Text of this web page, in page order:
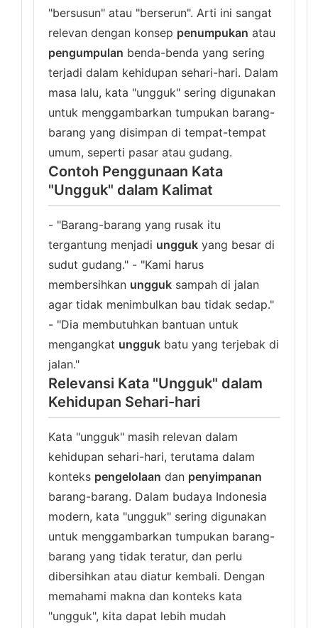
"bersusun" atau "berserun". Arti ini sangat
relevan dengan konsep penumpukan atau
pengumpulan benda-benda yang sering
terjadi dalam kehidupan sehari-hari. Dalam
masa lalu, kata "ungguk" sering digunakan
untuk menggambarkan tumpukan barang-
barang yang disimpan di tempat-tempat
umum, seperti pasar atau gudang.
Contoh Penggunaan Kata
"Ungguk" dalam Kalimat
- "Barang-barang yang rusak itu
tergantung menjadi ungguk yang besar di
sudut gudang." - "Kami harus
membersihkan ungguk sampah di jalan
agar tidak menimbulkan bau tidak sedap."
- "Dia membutuhkan bantuan untuk
mengangkat ungguk batu yang terjebak di
jalan."
Relevansi Kata "Ungguk" dalam
Kehidupan Sehari-hari
Kata "ungguk" masih relevan dalam
kehidupan sehari-hari, terutama dalam
konteks pengelolaan dan penyimpanan
barang-barang. Dalam budaya Indonesia
modern, kata "ungguk" sering digunakan
untuk menggambarkan tumpukan barang-
barang yang tidak teratur, dan perlu
dibersihkan atau diatur kembali. Dengan
memahami makna dan konteks kata
"ungguk", kita dapat lebih mudah